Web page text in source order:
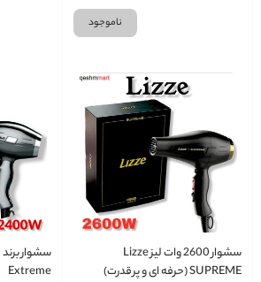
ناموجود
سشوار 2600 وات لیز Lizze
SUPREME (حرفه ای و پرقدرت)
Extreme